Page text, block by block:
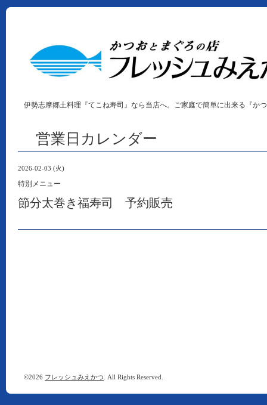
伊勢志摩郷土料理『てこね寿司』なら当店へ。ご家庭で簡単に出来る『か
営業日カレンダー
2026-02-03 (火)
特別メニュー
節分太巻き福寿司 予約販売
©2026 フレッシュみえかつ . All Rights Reserved.